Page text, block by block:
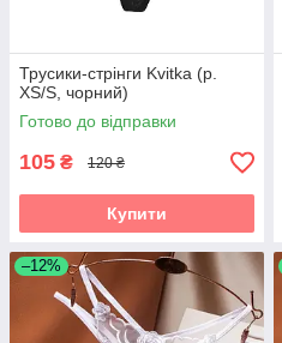
Трусики-стрінги Kvitka (р.
XS/S, чорний)
Готово до відправки
105 ₴ 120 ₴
Купити
–12%